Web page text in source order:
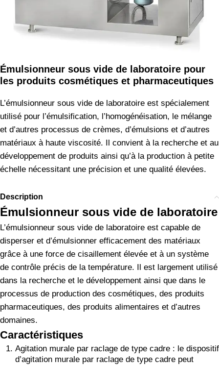
Émulsionneur sous vide de laboratoire pour
les produits cosmétiques et pharmaceutiques
L’émulsionneur sous vide de laboratoire est spécialement
utilisé pour l’émulsification, l’homogénéisation, le mélange
et d’autres processus de crèmes, d’émulsions et d’autres
matériaux à haute viscosité. Il convient à la recherche et au
développement de produits ainsi qu’à la production à petite
échelle nécessitant une précision et une qualité élevées.
Description
Émulsionneur sous vide de laboratoire
L’émulsionneur sous vide de laboratoire est capable de
disperser et d’émulsionner efficacement des matériaux
grâce à une force de cisaillement élevée et à un système
de contrôle précis de la température. Il est largement utilisé
dans la recherche et le développement ainsi que dans le
processus de production des cosmétiques, des produits
pharmaceutiques, des produits alimentaires et d’autres
domaines.
Caractéristiques
Agitation murale par raclage de type cadre : le dispositif
d’agitation murale par raclage de type cadre peut